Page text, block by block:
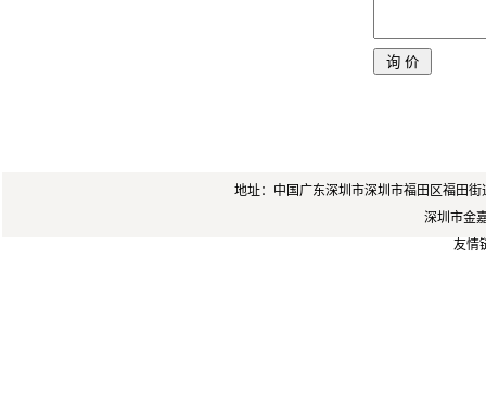
地址：中国广东深圳市深圳市福田区福田
深圳市金
友情